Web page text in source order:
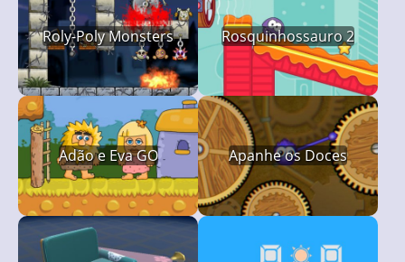
Roly-Poly Monsters Rosquinhossauro 2
Adão e Eva GO Apanhe os Doces